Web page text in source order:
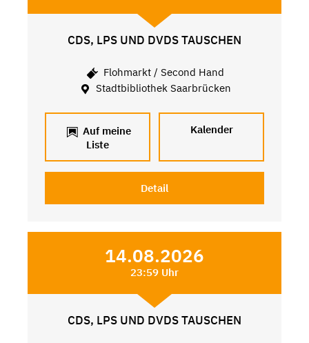
CDS, LPS UND DVDS TAUSCHEN
Flohmarkt / Second Hand
Stadtbibliothek Saarbrücken
Auf meine
Liste
Kalender
Detail
14.08.2026
23:59 Uhr
CDS, LPS UND DVDS TAUSCHEN